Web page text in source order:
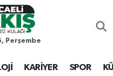
Perşembe
KARİYER SPOR